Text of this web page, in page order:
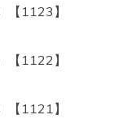
【1123】
【1122】
【1121】